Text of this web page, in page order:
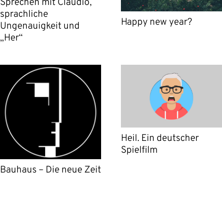
sprachliche
Ungenauigkeit und
„Her“
Happy new year?
Bauhaus – Die neue Zeit
Heil. Ein deutscher
Spielfilm